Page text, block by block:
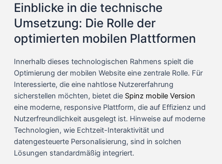
Einblicke in die technische
Umsetzung: Die Rolle der
optimierten mobilen Plattformen
Innerhalb dieses technologischen Rahmens spielt die
Optimierung der mobilen Website eine zentrale Rolle. Für
Interessierte, die eine nahtlose Nutzererfahrung
sicherstellen möchten, bietet die Spinz mobile Version
eine moderne, responsive Plattform, die auf Effizienz und
Nutzerfreundlichkeit ausgelegt ist. Hinweise auf moderne
Technologien, wie Echtzeit-Interaktivität und
datengesteuerte Personalisierung, sind in solchen
Lösungen standardmäßig integriert.